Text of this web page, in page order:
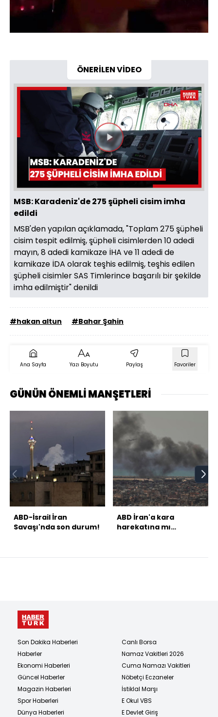
ÖNERİLEN VİDEO
Videoyu
Oynat
MSB: Karadeniz'de 275 şüpheli cisim imha
edildi
MSB'den yapılan açıklamada, "Toplam 275 şüpheli
cisim tespit edilmiş, şüpheli cisimlerden 10 adedi
mayın, 8 adedi kamikaze İHA ve 11 adedi de
kamikaze İDA olarak teşhis edilmiş, teşhis edilen
şüpheli cisimler SAS Timlerince başarılı bir şekilde
imha edilmiştir" denildi
#hakan altun #Bahar Şahin
Ana Sayfa Yazı Boyutu Paylaş Favoriler
GÜNÜN ÖNEMLİ MANŞETLERİ
ABD-İsrail İran
Savaşı'nda son durum!
ABD İran'a kara
harekatına mı
Son Dakika Haberleri
Haberler
Ekonomi Haberleri
Güncel Haberler
Magazin Haberleri
Spor Haberleri
Dünya Haberleri
Canlı Borsa
Namaz Vakitleri 2026
Cuma Namazı Vakitleri
Nöbetçi Eczaneler
İstiklal Marşı
E Okul VBS
E Devlet Giriş